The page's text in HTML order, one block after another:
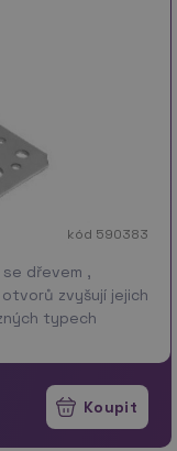
kód 590383
dřevem ,
zvyšují jejich
typech